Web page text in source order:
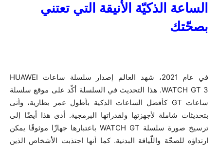
الساعة الذكيّة الأنيقة التي تعتني
بصحّتك
في عام 2021، شهد العالم إصدار سلسلة ساعات HUAWEI
WATCH GT 3. هذا التحديث في السلسلة أكّد على موقع سلسلة
ساعات GT كأفضل الساعات الذكية بأطول عمر بطارية، وأتى
بتحديثات شاملة لأجهزتها ولقدراتها البرمجية. أدى هذا أيضًا إلى
ترسيخ صورة سلسلة WATCH GT باعتبارها جهازًا موثوقًا يمكن
ارتداؤه للصحّة واللّياقة البدنية. كما أنها اجتذبت الأشخاص الذين